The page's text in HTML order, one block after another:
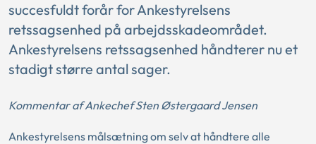
succesfuldt forår for Ankestyrelsens
retssagsenhed på arbejdsskadeområdet.
Ankestyrelsens retssagsenhed håndterer nu et
stadigt større antal sager.
Kommentar af Ankechef Sten Østergaard Jensen
Ankestyrelsens målsætning om selv at håndtere alle